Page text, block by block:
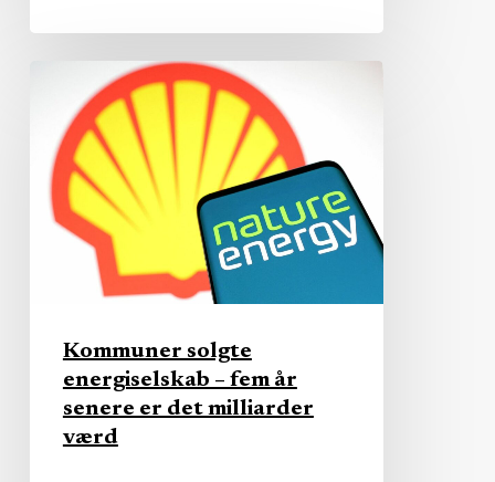
Kommuner
solgte
energiselskab
fem
milliarder
værd
Kommuner solgte
energiselskab – fem år
senere er det milliarder
værd